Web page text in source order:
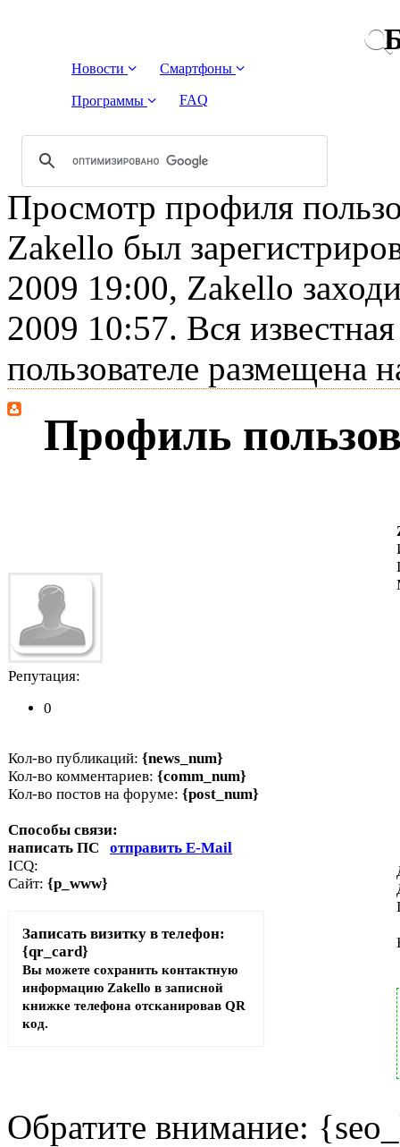
Новости Смартфоны
Программы FAQ
Просмотр профиля
Zakello был
2009 19:00, Zakello
2009 10:57. Вся
пользователе размещена
Профиль
Репутация:
0
Кол-во публикаций: {news_num}
Кол-во комментариев: {comm_num}
Кол-во постов на форуме: {post_num}
Способы связи:
написать ПС отправить E-Mail
ICQ:
Сайт: {p_www}
Записать визитку в телефон:
{qr_card}
Вы можете сохранить контактную
информацию Zakello в записной
книжке телефона отсканировав QR
код.
Обратите внимание: